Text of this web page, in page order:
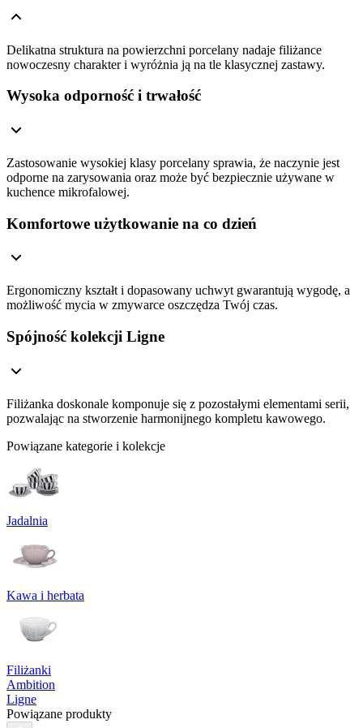
Delikatna struktura na powierzchni porcelany nadaje filiżance
nowoczesny charakter i wyróżnia ją na tle klasycznej zastawy.
Wysoka odporność i trwałość
Zastosowanie wysokiej klasy porcelany sprawia, że naczynie jest
odporne na zarysowania oraz może być bezpiecznie używane w
kuchence mikrofalowej.
Komfortowe użytkowanie na co dzień
Ergonomiczny kształt i dopasowany uchwyt gwarantują wygodę, a
możliwość mycia w zmywarce oszczędza Twój czas.
Spójność kolekcji Ligne
Filiżanka doskonale komponuje się z pozostałymi elementami serii,
pozwalając na stworzenie harmonijnego kompletu kawowego.
Powiązane kategorie i kolekcje
Jadalnia
Kawa i herbata
Filiżanki
Ambition
Ligne
Powiązane produkty